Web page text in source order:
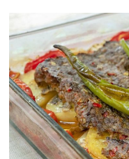
r
e
-
p
o
s
t
a
g
ö